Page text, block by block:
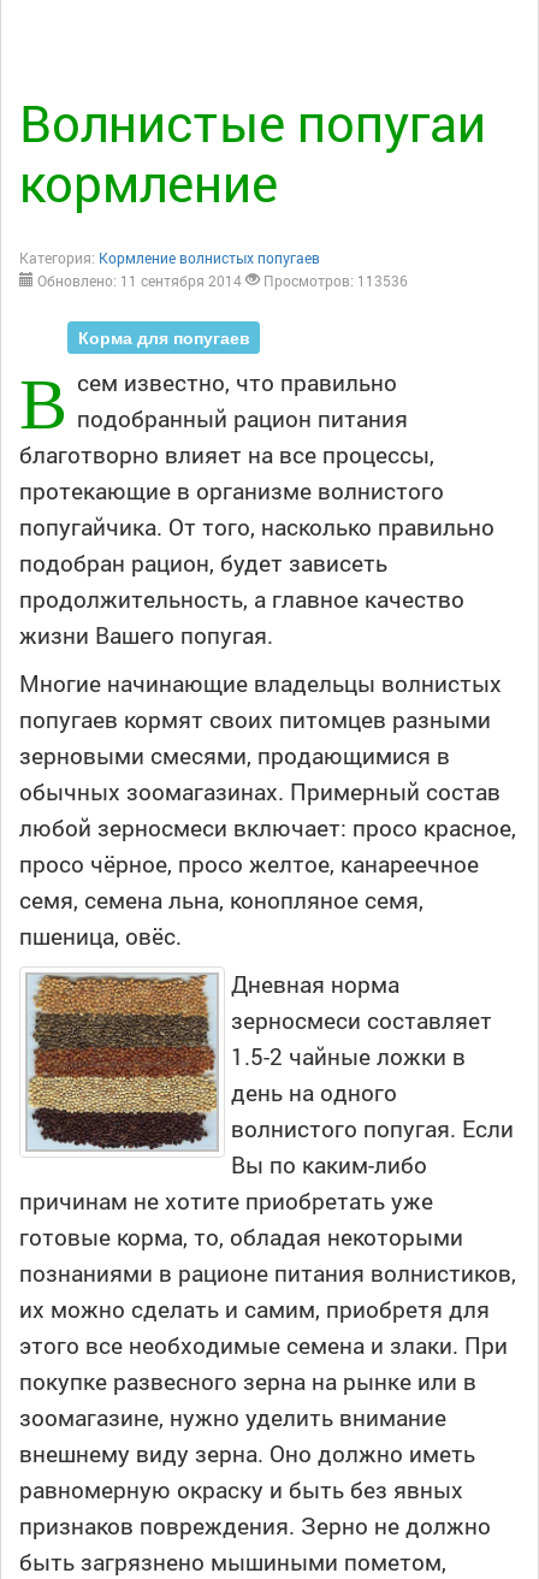
Волнистые попугаи
кормление
Категория: Кормление волнистых попугаев
Обновлено: 11 сентября 2014
Просмотров: 113536
Корма для попугаев
В сем известно, что правильно
подобранный рацион питания
благотворно влияет на все процессы,
протекающие в организме волнистого
попугайчика. От того, насколько правильно
подобран рацион, будет зависеть
продолжительность, а главное качество
жизни Вашего попугая.
Многие начинающие владельцы волнистых
попугаев кормят своих питомцев разными
зерновыми смесями, продающимися в
обычных зоомагазинах. Примерный состав
любой зерносмеси включает: просо красное,
просо чёрное, просо желтое, канареечное
семя, семена льна, конопляное семя,
пшеница, овёс.
Дневная норма
зерносмеси составляет
1.5-2 чайные ложки в
день на одного
волнистого попугая. Если
Вы по каким-либо
причинам не хотите приобретать уже
готовые корма, то, обладая некоторыми
познаниями в рационе питания волнистиков,
их можно сделать и самим, приобретя для
этого все необходимые семена и злаки. При
покупке развесного зерна на рынке или в
зоомагазине, нужно уделить внимание
внешнему виду зерна. Оно должно иметь
равномерную окраску и быть без явных
признаков повреждения. Зерно не должно
быть загрязнено мышиными пометом,